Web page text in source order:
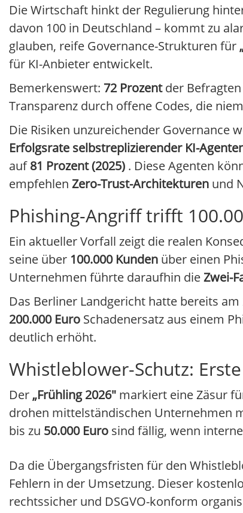
Die Wirtschaft hinkt der Regulierung
davon 100 in Deutschland – kommt zu
glauben, reife Governance-Strukturen für
für KI-Anbieter entwickelt.
Bemerkenswert: 72 Prozentder Befragten
Transparenz durch offene Codes, die
Die Risiken unzureichender
Erfolgsrate selbstreplizierender KI-
auf81 Prozent (2025) . Diese Agenten
empfehlen Zero-Trust-Architekturen und
Phishing-Angriff trifft
Ein aktueller Vorfall zeigt die realen
seine über 100.000 Kunden über einen
Unternehmen führte daraufhin dieZwei-
Das Berliner Landgericht hatte bereits
200.000 Euro Schadenersatz aus einem
deutlich erhöht.
Whistleblower-Schutz:
Der „Frühling 2026" markiert eine Zäsur
drohen mittelständischen Unternehmen
bis zu 50.000 Euro sind fällig, wenn
Da die Übergangsfristen für den
Fehlern in der Umsetzung. Dieser
rechtssicher und DSGVO-konform